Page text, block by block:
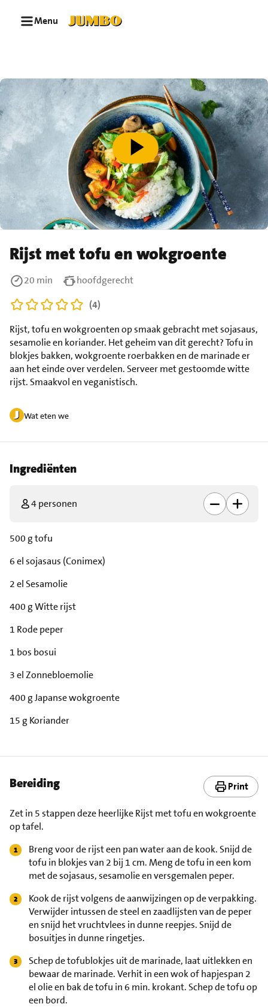
Menu
speel video af
Rijst met tofu en wokgroente
Wat eten we
Rijst, tofu en wokgroenten op smaak gebracht met sojasaus,
sesamolie en koriander. Het geheim van dit gerecht? Tofu in
blokjes bakken, wokgroente roerbakken en de marinade er
aan het einde over verdelen. Serveer met gestoomde witte
rijst. Smaakvol en veganistisch.
20 min
hoofdgerecht
(4)
Ingrediënten
4 personen
500 g tofu
6 el sojasaus (Conimex)
2 el Sesamolie
400 g Witte rijst
1 Rode peper
1 bos bosui
3 el Zonnebloemolie
400 g Japanse wokgroente
15 g Koriander
Bereiding Print
Zet in 5 stappen deze heerlijke Rijst met tofu en wokgroente
op tafel.
Breng voor de rijst een pan water aan de kook. Snijd de
tofu in blokjes van 2 bij 1 cm. Meng de tofu in een kom
met de sojasaus, sesamolie en versgemalen peper.
Kook de rijst volgens de aanwijzingen op de verpakking.
Verwijder intussen de steel en zaadlijsten van de peper
en snijd het vruchtvlees in dunne reepjes. Snijd de
bosuitjes in dunne ringetjes.
Schep de tofublokjes uit de marinade, laat uitlekken en
bewaar de marinade. Verhit in een wok of hapjespan 2
el olie en bak de tofu in 6 min. krokant. Schep de tofu op
een bord.